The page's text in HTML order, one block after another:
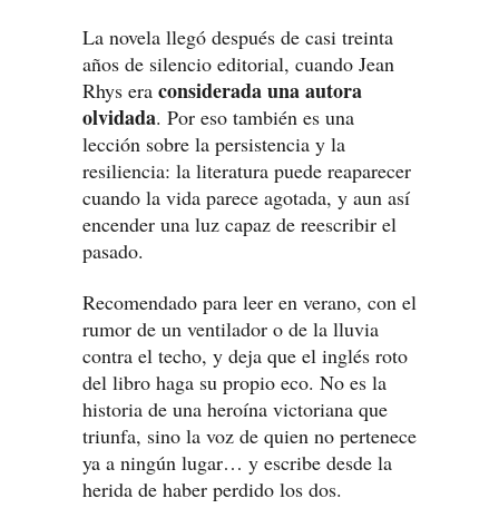
La novela llegó después de casi treinta
años de silencio editorial, cuando Jean
Rhys era considerada una autora
olvidada. Por eso también es una
lección sobre la persistencia y la
resiliencia: la literatura puede reaparecer
cuando la vida parece agotada, y aun así
encender una luz capaz de reescribir el
pasado.
Recomendado para leer en verano, con el
rumor de un ventilador o de la lluvia
contra el techo, y deja que el inglés roto
del libro haga su propio eco. No es la
historia de una heroína victoriana que
triunfa, sino la voz de quien no pertenece
ya a ningún lugar… y escribe desde la
herida de haber perdido los dos.